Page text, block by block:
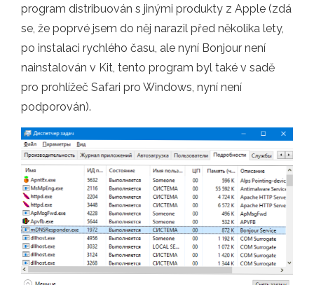
program distribuován s jinými produkty z Apple (zdá
se, že poprvé jsem do něj narazil před několika lety,
po instalaci rychlého času, ale nyní Bonjour není
nainstalován v Kit, tento program byl také v sadě
pro prohlížeč Safari pro Windows, nyní není
podporován).